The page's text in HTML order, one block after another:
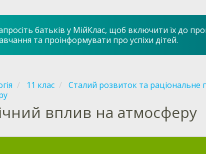
батьків у МійКлас, щоб включити їх до
та проінформувати про успіхи дітей.
11 клас Сталий розвиток та раціональне
вплив на атмосферу